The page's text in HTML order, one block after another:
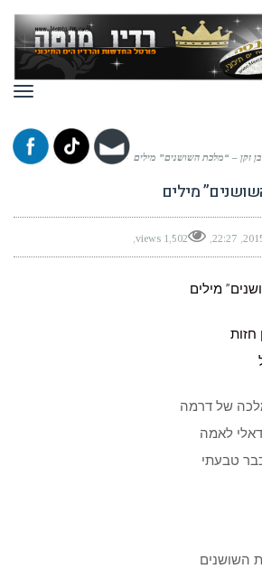
זקן – “מלכת השושנים” מילים
מילים
22:27
1,502 views
” מילים
חזות
של דרמה
לאמה
טבעתי
השושנים